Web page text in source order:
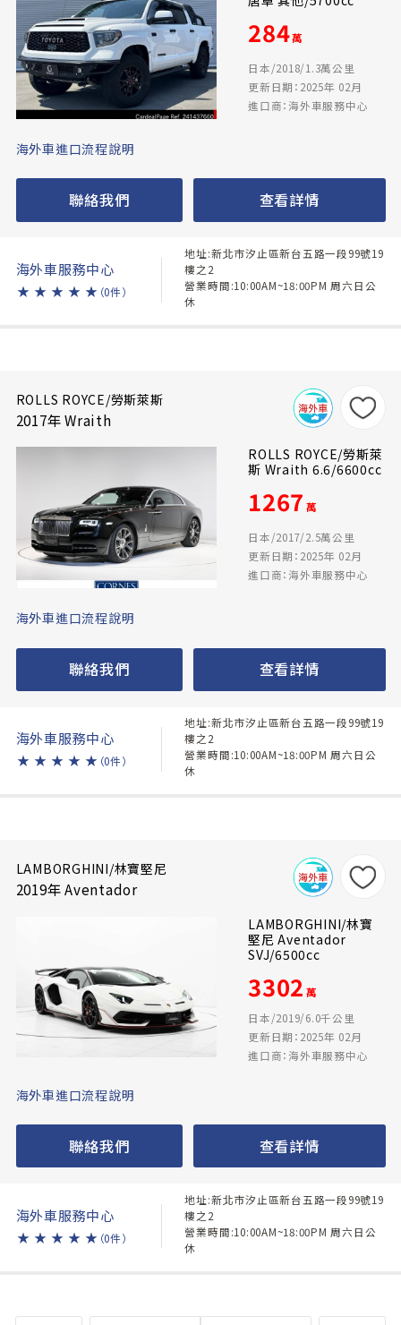
284萬
日本/2018/1.3萬公里
更新日期：2025年 02月
進口商：海外車服務中心
海外車進口流程說明
聯絡我們 查看詳情
海外車服務中心
★ ★ ★ ★ ★ （0件）
地址:新北市汐止區新台五路一段99號19
樓之2
營業時間:10:00AM~18:00PM 周六日公
休
ROLLS ROYCE/勞斯萊斯
2017年 Wraith
ROLLS ROYCE/勞斯萊
斯 Wraith 6.6/6600cc
1267 萬
日本/2017/2.5萬公里
更新日期：2025年 02月
進口商：海外車服務中心
海外車進口流程說明
聯絡我們 查看詳情
海外車服務中心
★ ★ ★ ★ ★ （0件）
地址:新北市汐止區新台五路一段99號19
樓之2
營業時間:10:00AM~18:00PM 周六日公
休
LAMBORGHINI/林寶堅尼
2019年 Aventador
LAMBORGHINI/林寶
堅尼 Aventador
SVJ/6500cc
3302 萬
日本/2019/6.0千公里
更新日期：2025年 02月
進口商：海外車服務中心
海外車進口流程說明
聯絡我們 查看詳情
海外車服務中心
★ ★ ★ ★ ★ （0件）
地址:新北市汐止區新台五路一段99號19
樓之2
營業時間:10:00AM~18:00PM 周六日公
休